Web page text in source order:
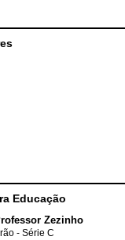
Educação
Zezinho
- Série C